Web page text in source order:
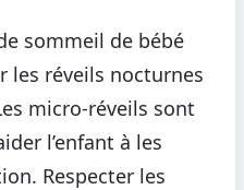
sommeil de bébé
les réveils nocturnes
micro-réveils sont
l’enfant à les
Respecter les